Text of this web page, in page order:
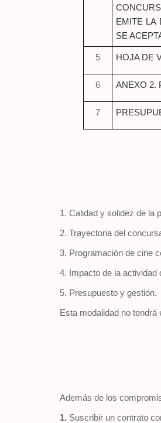
EMITE LA
SE
5 HOJA DE
6 ANEXO 2.
7
1. Calidad y solidez de la
2. Trayectoria del
3. Programación de cine
4. Impacto de la actividad
5. Presupuesto y gestión.
Esta modalidad no
Además de los
1. Suscribir un contrato